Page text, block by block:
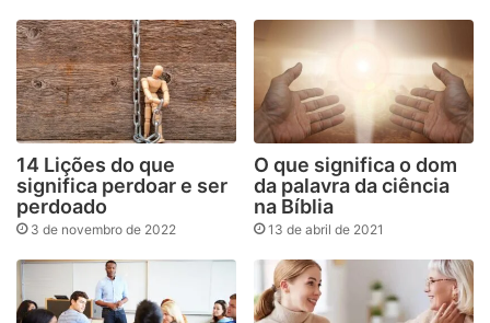
14 Lições do que
significa perdoar e ser
perdoado
3 de novembro de 2022
O que significa o dom
da palavra da ciência
na Bíblia
13 de abril de 2021